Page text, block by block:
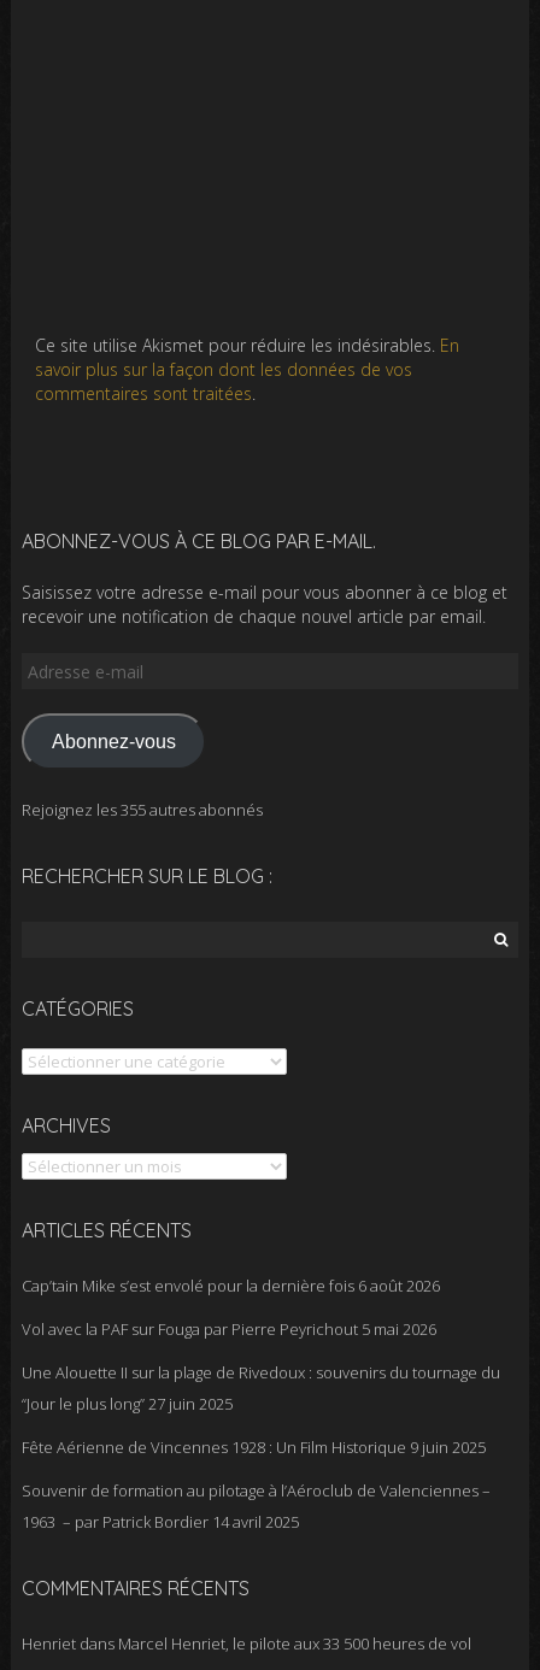
Ce site utilise Akismet pour réduire les indésirables. En
savoir plus sur la façon dont les données de vos
commentaires sont traitées.
ABONNEZ-VOUS À CE BLOG PAR E-MAIL.
Saisissez votre adresse e-mail pour vous abonner à ce blog et
recevoir une notification de chaque nouvel article par email.
Adresse
mail
Abonnez-vous
Rejoignez les 355 autres abonnés
RECHERCHER SUR LE BLOG :
CATÉGORIES
Catégories
ARCHIVES
Archives
ARTICLES RÉCENTS
Cap’tain Mike s’est envolé pour la dernière fois 6 août 2026
Vol avec la PAF sur Fouga par Pierre Peyrichout 5 mai 2026
Une Alouette II sur la plage de Rivedoux : souvenirs du tournage du
“Jour le plus long”27 juin 2025
Fête Aérienne de Vincennes 1928 : Un Film Historique 9 juin 2025
Souvenir de formation au pilotage à l’Aéroclub de Valenciennes –
1963 – par Patrick Bordier 14 avril 2025
COMMENTAIRES RÉCENTS
Henrietdans Marcel Henriet, le pilote aux 33 500 heures de vol